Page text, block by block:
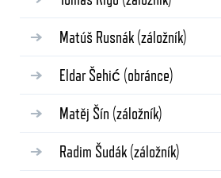
Matúš Rusnák (záložník)
Eldar Šehić (obránce)
Matěj Šín (záložník)
Radim Šudák (záložník)